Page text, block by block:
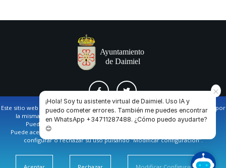
AVISO LEGAL Y POLÍTICA DE PRIVACIDAD COOKIES CONTACTO
Ayuntamiento de Daimiel. Casa Consistorial: Plaza de
España, 1
13250 Daimiel
Este sitio web utiliza cookies propias y de terceros para facilitar la navegación por
la misma y obtener datos estadísticos de la navegación de los usuarios.
Puede obtener más información en nuestrapolítica de cookies
Puede aceptar todas las cookies pulsando en el botón de “Aceptar”, o bien
configurar o rechazar su uso pulsando “Modificar configuración”.
¡Hola! Soy tu asistente virtual de Daimiel. Uso IA y
puedo cometer errores. También me puedes encontrar
en WhatsApp +34711287488. ¿Cómo puedo ayudarte?
😊